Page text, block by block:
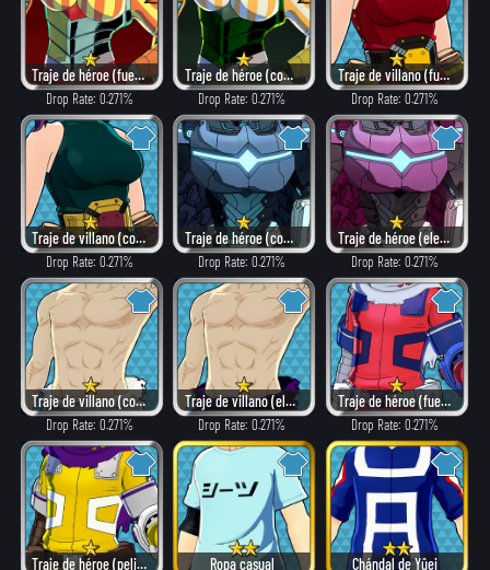
Traje de héroe (fuego)
Drop Rate: 0.271%
Traje de héroe (combate)
Drop Rate: 0.271%
Traje de villano (fuego)
Drop Rate: 0.271%
Traje de villano (combate)
Drop Rate: 0.271%
Traje de héroe (combate)
Drop Rate: 0.271%
Traje de héroe (elegante)
Drop Rate: 0.271%
Traje de villano (como héroe)
Drop Rate: 0.271%
Traje de villano (elegante)
Drop Rate: 0.271%
Traje de héroe (fuego)
Drop Rate: 0.271%
Traje de héroe (peligroso) Ropa casual Chándal de Yûei